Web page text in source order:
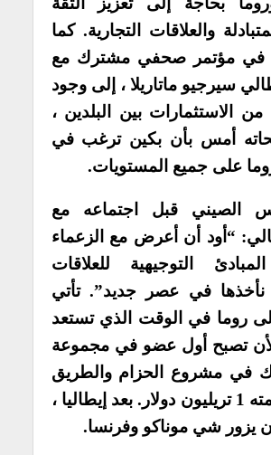
والعلاقات التجارية. كما
في مؤتمر صحفي مشترك مع
سيرجيو ماتاريلا ، إلى وجود
الاستثمارات بين البلدين ،
أمس بأن بكين ترغب في
على جميع المستويات.
الصيني قبل اجتماعه مع
“أود أن أعرض مع الزعماء
المبادئ التوجيهية للعلاقات
نأخذها في عصر جديد”. تأتي
روما في الوقت الذي تستعد
لأن تصبح أول عضو في مجموعة
في مشروع الحزام والطريق
الذي تبلغ قيمته 1 تريليون دولار. بعد إيطاليا ،
يزور شي موناكو وفرنسا.